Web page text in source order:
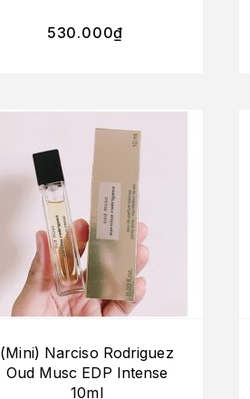
530.000₫
(Mini) Narciso Rodriguez
Oud Musc EDP Intense
10ml